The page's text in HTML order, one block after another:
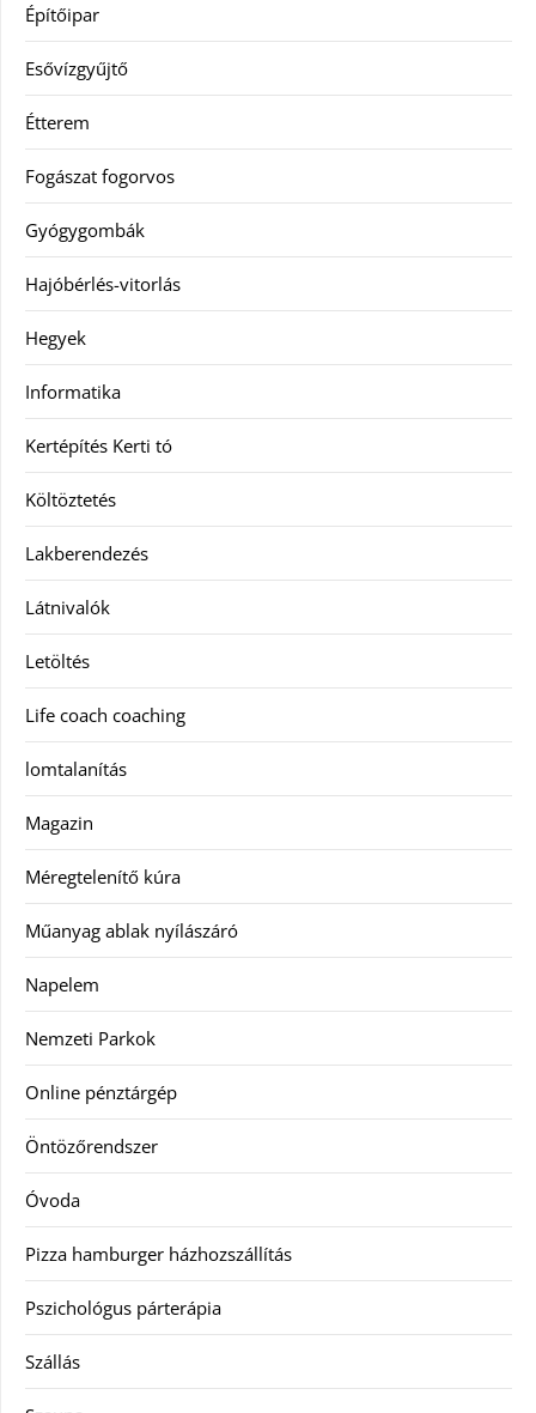
Építőipar
Esővízgyűjtő
Étterem
Fogászat fogorvos
Gyógygombák
Hajóbérlés-vitorlás
Hegyek
Informatika
Kertépítés Kerti tó
Költöztetés
Lakberendezés
Látnivalók
Letöltés
Life coach coaching
lomtalanítás
Magazin
Méregtelenítő kúra
Műanyag ablak nyílászáró
Napelem
Nemzeti Parkok
Online pénztárgép
Öntözőrendszer
Óvoda
Pizza hamburger házhozszállítás
Pszichológus párterápia
Szállás